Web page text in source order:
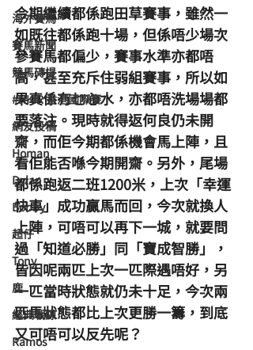
海外賽馬
賽馬新聞
競馬磚提
#HKIR 香港國際賽
網友投稿
Homan
Dylan
Bobby
超仔
Tony
鹿
經典戰線
Ramos
今期繼續都係跑田草賽事，雖然一
如既往都係跑十場，但係唔少場次
參賽馬都偏少，賽事水準亦都唔
高，甚至充斥住弱組賽事，所以如
果真係冇乜心水，亦都唔洗場場都
要落注。現時就得返何良仍未開
齋，而佢今期都係機會馬上陣，且
看佢能否喺今期開齋。另外，尾場
都係跑返二班1200米，上次「幸運
快車」成功贏馬而回，今次就換人
上陣，可唔可以再下一城，就要問
過「知道必勝」同「寶成智勝」，
皆因呢兩匹上次一匹際遇唔好，另
一匹當時狀態就仍未十足，今次兩
匹馬狀態都比上次更勝一籌，到底
又可唔可以反先呢？